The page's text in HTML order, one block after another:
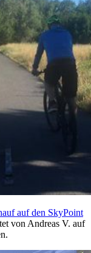
auf den SkyPoint
von Andreas V. auf